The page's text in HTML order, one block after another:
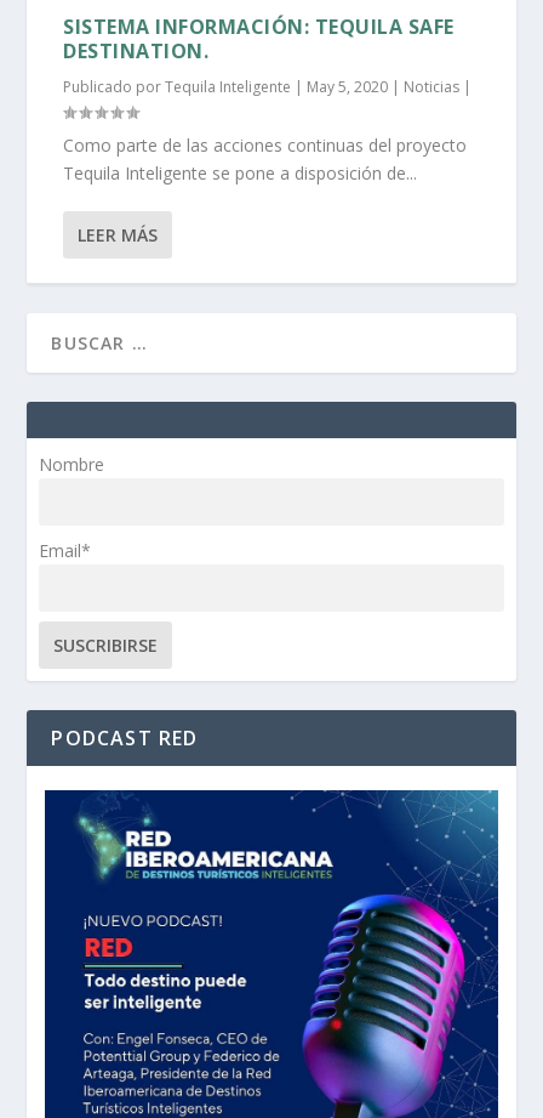
SISTEMA INFORMACIÓN: TEQUILA SAFE
DESTINATION.
Publicado porTequila Inteligente | May 5, 2020 | Noticias |
Como parte de las acciones continuas del proyecto
Tequila Inteligente se pone a disposición de...
LEER MÁS
Nombre
Email*
PODCAST RED